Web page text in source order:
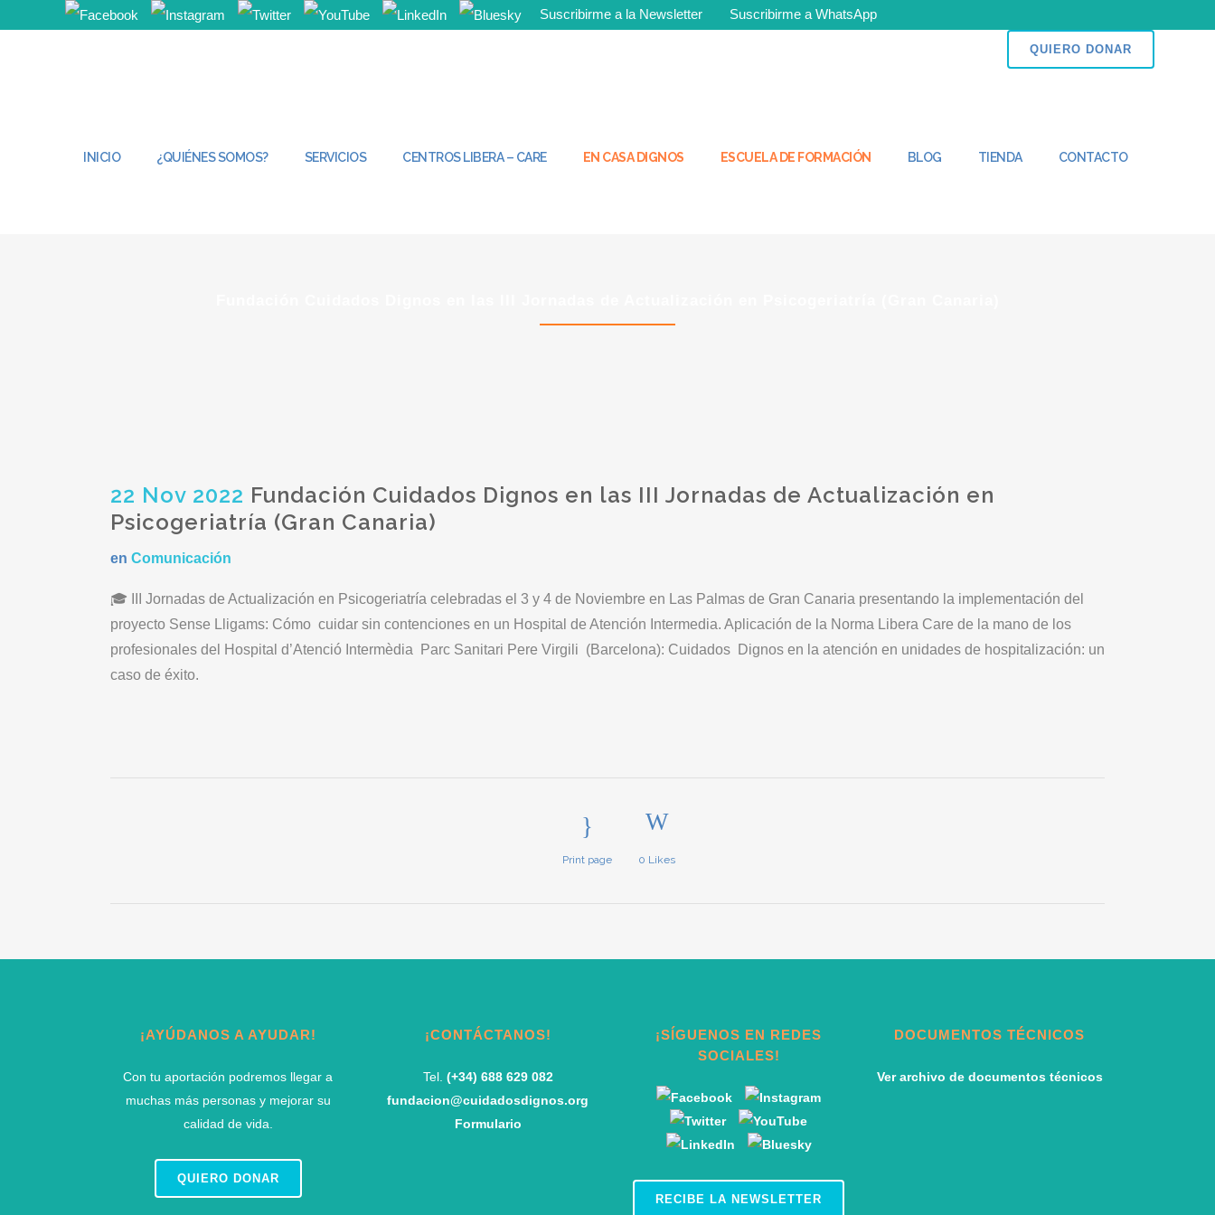
Suscribirme a la Newsletter
Suscribirme a WhatsApp
QUIERO DONAR
INICIO ¿QUIÉNES SOMOS? SERVICIOS CENTROS LIBERA – CARE EN CASA DIGNOS ESCUELA DE FORMACIÓN BLOG TIENDA CONTACTO
22 Nov 2022 Fundación Cuidados Dignos en las III Jornadas de Actualización en
Psicogeriatría (Gran Canaria)
en Comunicación
🎓 III Jornadas de Actualización en Psicogeriatría celebradas el 3 y 4 de Noviembre en Las Palmas de Gran Canaria presentando la implementación del
proyecto Sense Lligams: Cómo cuidar sin contenciones en un Hospital de Atención Intermedia. Aplicación de la Norma Libera Care de la mano de los
profesionales del Hospital d’Atenció Intermèdia Parc Sanitari Pere Virgili (Barcelona): Cuidados Dignos en la atención en unidades de hospitalización: un
caso de éxito.
Print page 0 Likes
¡AYÚDANOS A AYUDAR!
Con tu aportación podremos llegar a
muchas más personas y mejorar su
calidad de vida.
QUIERO DONAR
¡CONTÁCTANOS!
Tel. (+34) 688 629 082
fundacion@cuidadosdignos.org
Formulario
¡SÍGUENOS EN REDES
SOCIALES!
RECIBE LA NEWSLETTER
DOCUMENTOS TÉCNICOS
Ver archivo de documentos técnicos